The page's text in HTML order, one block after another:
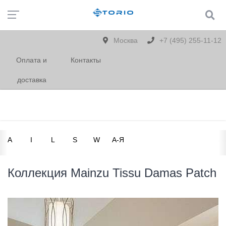
Москва +7 (495) 255-11-12
Оплата и
доставка
Контакты
A I L S W А-Я
Коллекция Mainzu Tissu Damas Patch